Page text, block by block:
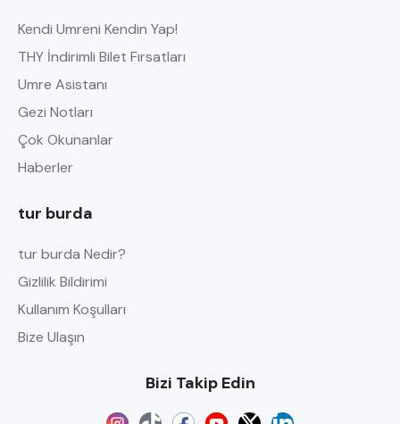
Kendi Umreni Kendin Yap!
THY İndirimli Bilet Fırsatları
Umre Asistanı
Gezi Notları
Çok Okunanlar
Haberler
tur burda
tur burda Nedir?
Gizlilik Bildirimi
Kullanım Koşulları
Bize Ulaşın
Bizi Takip Edin